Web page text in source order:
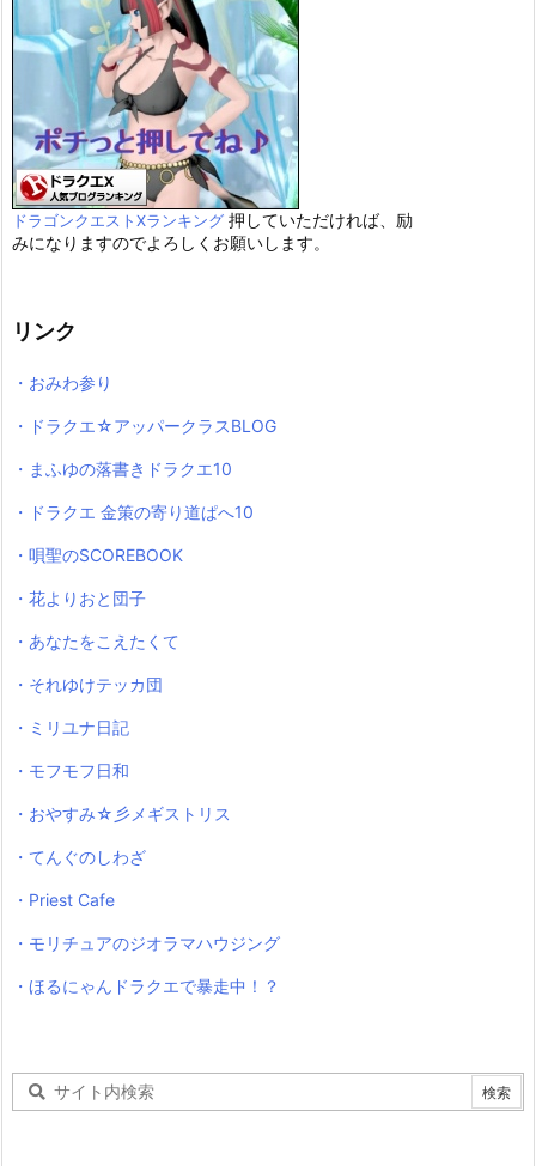
ドラゴンクエストXランキング 押していただければ、励
みになりますのでよろしくお願いします。
リンク
・おみわ参り
・ドラクエ☆アッパークラスBLOG
・まふゆの落書きドラクエ10
・ドラクエ 金策の寄り道ぱへ10
・唄聖のSCOREBOOK
・花よりおと団子
・あなたをこえたくて
・それゆけテッカ団
・ミリユナ日記
・モフモフ日和
・おやすみ☆彡メギストリス
・てんぐのしわざ
・Priest Cafe
・モリチュアのジオラマハウジング
・ほるにゃんドラクエで暴走中！？